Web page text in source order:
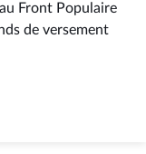
Front Populaire
de versement